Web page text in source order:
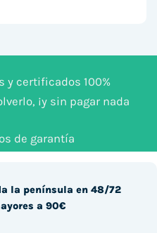
certificados 100%
¡y sin pagar nada
de garantía
la península en 48/72
a 90€